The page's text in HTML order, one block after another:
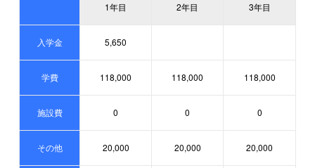
1年目 2年目 3年目
入学金 5,650
学費 118,000 118,000 118,000
施設費 0 0 0
その他 20,000 20,000 20,000